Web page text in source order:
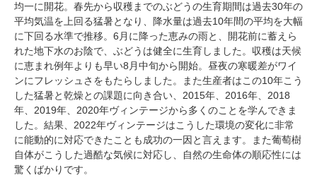
均一に開花。春先から収穫までのぶどうの生育期間は過去30年の
平均気温を上回る猛暑となり、降水量は過去10年間の平均を大幅
に下回る水準で推移。6月に降った恵みの雨と、開花前に蓄えら
れた地下水のお陰で、ぶどうは健全に生育しました。収穫は天候
に恵まれ例年よりも早い8月中旬から開始。昼夜の寒暖差がワイ
ンにフレッシュさをもたらしました。また生産者はこの10年こう
した猛暑と乾燥との課題に向き合い、2015年、2016年、2018
年、2019年、2020年ヴィンテージから多くのことを学んできま
した。結果、2022年ヴィンテージはこうした環境の変化に非常
に能動的に対応できたことも成功の一因と言えます。また葡萄樹
自体がこうした過酷な気候に対応し、自然の生命体の順応性には
驚くばかりです。